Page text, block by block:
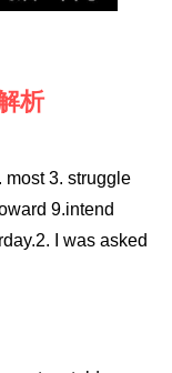
析
most 3. struggle
9.intend
I was asked